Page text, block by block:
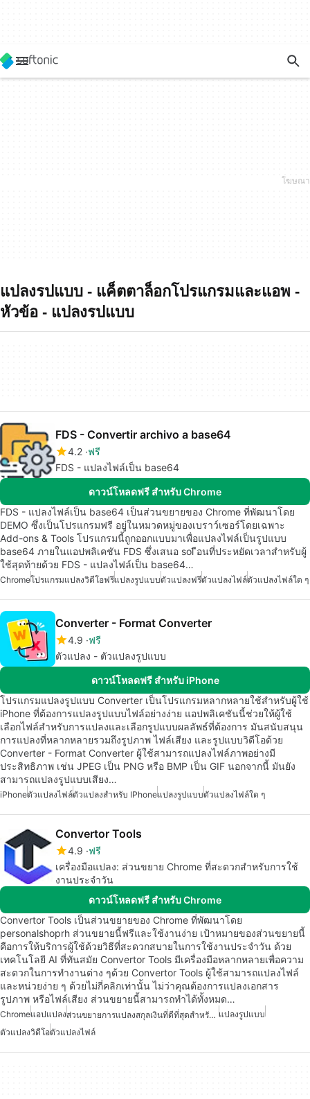
แปลงรปแบบ - แค็ตตาล็อกโปรแกรมและแอพ -
หัวข้อ - แปลงรปแบบ
FDS - Convertir archivo a base64
4.2 ฟรี
FDS - แปลงไฟล์เป็น base64
ดาวน์โหลดฟรี สำหรับ Chrome
FDS - แปลงไฟล์เป็น base64 เป็นส่วนขยายของ Chrome ที่พัฒนาโดย
DEMO ซึ่งเป็นโปรแกรมฟรี อยู่ในหมวดหมู่ของเบราว์เซอร์โดยเฉพาะ
Add-ons & Tools โปรแกรมนี้ถูกออกแบบมาเพื่อแปลงไฟล์เป็นรูปแบบ
base64 ภายในแอปพลิเคชัน FDS ซึ่งเสนอ sol ือนที่ประหยัดเวลาสำหรับผู้
ใช้สุดท้ายด้วย FDS - แปลงไฟล์เป็น base64…
Chromeโปรแกรมแปลงวิดีโอฟรีแปลงรูปแบบตัวแปลงฟรีตัวแปลงไฟล์ตัวแปลงไฟล์ใด ๆ
Converter - Format Converter
4.9 ฟรี
ตัวแปลง - ตัวแปลงรูปแบบ
ดาวน์โหลดฟรี สำหรับ iPhone
โปรแกรมแปลงรูปแบบ Converter เป็นโปรแกรมหลากหลายใช้สำหรับผู้ใช้
iPhone ที่ต้องการแปลงรูปแบบไฟล์อย่างง่าย แอปพลิเคชันนี้ช่วยให้ผู้ใช้
เลือกไฟล์สำหรับการแปลงและเลือกรูปแบบผลลัพธ์ที่ต้องการ มันสนับสนุน
การแปลงที่หลากหลายรวมถึงรูปภาพ ไฟล์เสียง และรูปแบบวิดีโอด้วย
Converter - Format Converter ผู้ใช้สามารถแปลงไฟล์ภาพอย่างมี
ประสิทธิภาพ เช่น JPEG เป็น PNG หรือ BMP เป็น GIF นอกจากนี้ มันยัง
สามารถแปลงรูปแบบเสียง…
iPhoneตัวแปลงไฟล์ตัวแปลงสำหรับ IPhoneแปลงรูปแบบตัวแปลงไฟล์ใด ๆ
Convertor Tools
4.9 ฟรี
เครื่องมือแปลง: ส่วนขยาย Chrome ที่สะดวกสำหรับการใช้
งานประจำวัน
ดาวน์โหลดฟรี สำหรับ Chrome
Convertor Tools เป็นส่วนขยายของ Chrome ที่พัฒนาโดย
personalshoprh ส่วนขยายนี้ฟรีและใช้งานง่าย เป้าหมายของส่วนขยายนี้
คือการให้บริการผู้ใช้ด้วยวิธีที่สะดวกสบายในการใช้งานประจำวัน ด้วย
เทคโนโลยี AI ที่ทันสมัย Convertor Tools มีเครื่องมือหลากหลายเพื่อความ
สะดวกในการทำงานต่าง ๆด้วย Convertor Tools ผู้ใช้สามารถแปลงไฟล์
และหน่วยง่าย ๆ ด้วยไม่กี่คลิกเท่านั้น ไม่ว่าคุณต้องการแปลงเอกสาร
รูปภาพ หรือไฟล์เสียง ส่วนขยายนี้สามารถทำได้ทั้งหมด…
Chromeแอปแปลง ส่วนขยายการแปลงสกุลเงินที่ดีที่สุดสำหรับ Chrome แปลงรูปแบบ
ตัวแปลงวิดีโอตัวแปลงไฟล์